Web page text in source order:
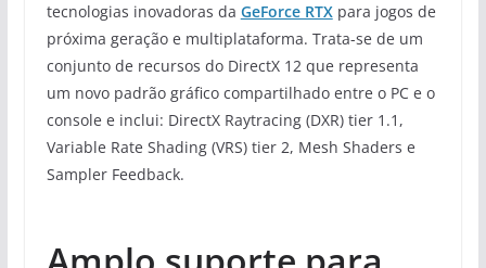
tecnologias inovadoras da GeForce RTXpara jogos de
próxima geração e multiplataforma. Trata-se de um
conjunto de recursos do DirectX 12 que representa
um novo padrão gráfico compartilhado entre o PC e o
console e inclui: DirectX Raytracing (DXR) tier 1.1,
Variable Rate Shading (VRS) tier 2, Mesh Shaders e
Sampler Feedback.